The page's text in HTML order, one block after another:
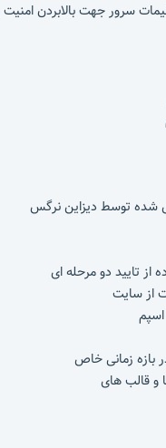
سرور جهت بالابردن
شده توسط دیزاین نرگس
از تایید دو مرحله ای
از سایت
بازه زمانی خاص
و قالب های